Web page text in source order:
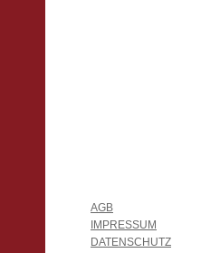
AGB
IMPRESSUM
DATENSCHUTZ